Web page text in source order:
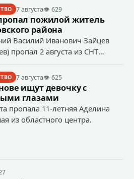
работать музыкальная
7 августа👁 629
пожилой житель
района
Василий Иванович Зайцев
пропал 2 августа из СНТ
7 августа👁 625
ищут девочку с
глазами
пропала 11-летняя Аделина
из областного центра.